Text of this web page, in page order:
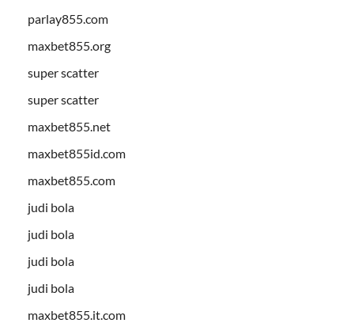
parlay855.com
maxbet855.org
super scatter
super scatter
maxbet855.net
maxbet855id.com
maxbet855.com
judi bola
judi bola
judi bola
judi bola
maxbet855.it.com